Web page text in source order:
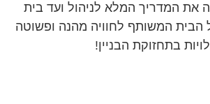
המדריך המלא לניהול ועד בית
המשותף לחוויה מהנה ופשוטה
בתחזוקת הבניין!